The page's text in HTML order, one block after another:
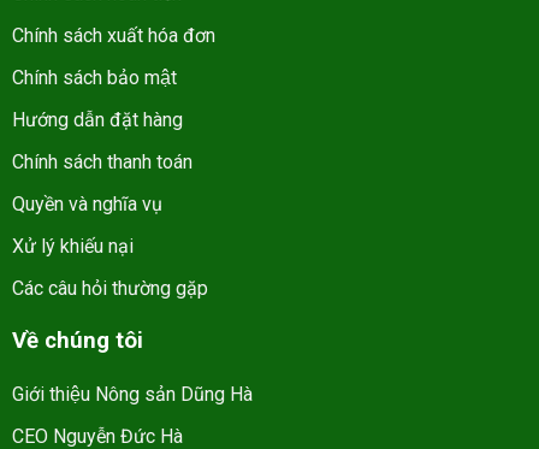
Chính sách xuất hóa đơn
Chính sách bảo mật
Hướng dẫn đặt hàng
Chính sách thanh toán
Quyền và nghĩa vụ
Xử lý khiếu nại
Các câu hỏi thường gặp
Về chúng tôi
Giới thiệu Nông sản Dũng Hà
CEO Nguyễn Đức Hà